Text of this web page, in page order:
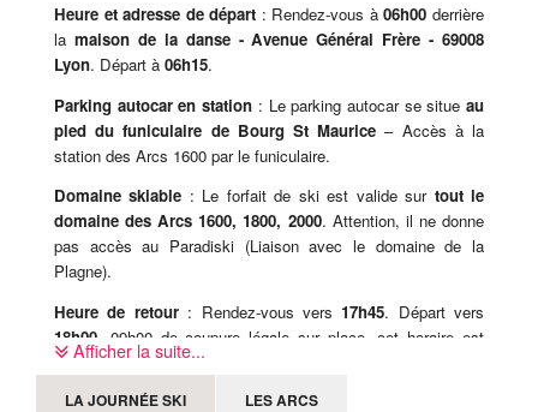
Heure et adresse de départ : Rendez-vous à06h00 derrière
la maison de la danse - Avenue Général Frère - 69008
Lyon. Départ à 06h15.
Parking autocar en station : Le parking autocar se situeau
pied du funiculaire de Bourg St Maurice – Accès à la
station des Arcs 1600 par le funiculaire.
Domaine skiable : Le forfait de ski est valide sur tout le
domaine des Arcs 1600, 1800, 2000. Attention, il ne donne
pas accès au Paradiski (Liaison avec le domaine de la
Plagne).
Heure de retour : Rendez-vous vers 17h45. Départ vers
18h00 . 09h00 de coupure légale sur place, cet horaire est
donc susceptible d'être modifié sur place, le jour-même.
Afficher la suite...
LA JOURNÉE SKI LES ARCS